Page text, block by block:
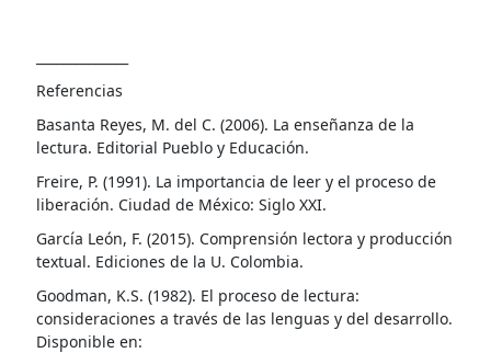
Referencias
Basanta Reyes, M. del C. (2006). La enseñanza de la
lectura. Editorial Pueblo y Educación.
Freire, P. (1991). La importancia de leer y el proceso de
liberación. Ciudad de México: Siglo XXI.
García León, F. (2015). Comprensión lectora y producción
textual. Ediciones de la U. Colombia.
Goodman, K.S. (1982). El proceso de lectura:
consideraciones a través de las lenguas y del desarrollo.
Disponible en: